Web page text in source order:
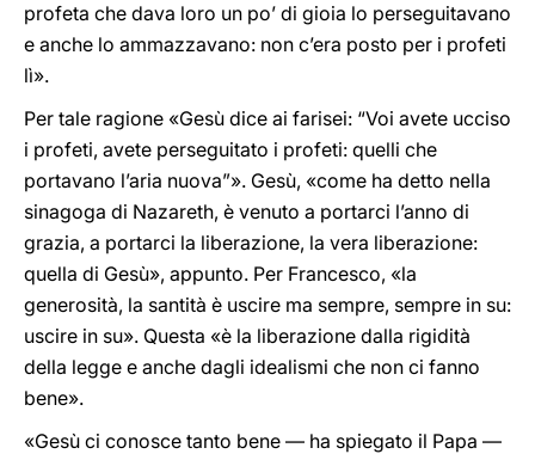
profeta che dava loro un po’ di gioia lo perseguitavano
e anche lo ammazzavano: non c’era posto per i profeti
lì».
Per tale ragione «Gesù dice ai farisei: “Voi avete ucciso
i profeti, avete perseguitato i profeti: quelli che
portavano l’aria nuova”». Gesù, «come ha detto nella
sinagoga di Nazareth, è venuto a portarci l’anno di
grazia, a portarci la liberazione, la vera liberazione:
quella di Gesù», appunto. Per Francesco, «la
generosità, la santità è uscire ma sempre, sempre in su:
uscire in su». Questa «è la liberazione dalla rigidità
della legge e anche dagli idealismi che non ci fanno
bene».
«Gesù ci conosce tanto bene — ha spiegato il Papa —